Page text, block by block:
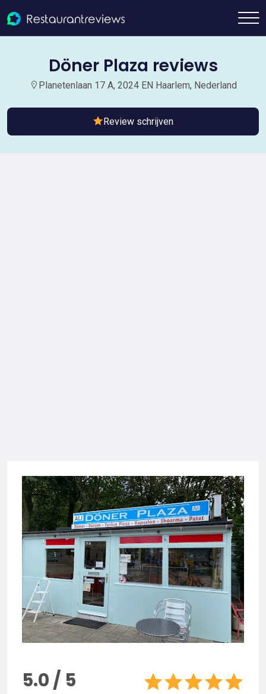
Döner Plaza reviews
Planetenlaan 17 A, 2024 EN Haarlem, Nederland
Review schrijven
5.0 / 5